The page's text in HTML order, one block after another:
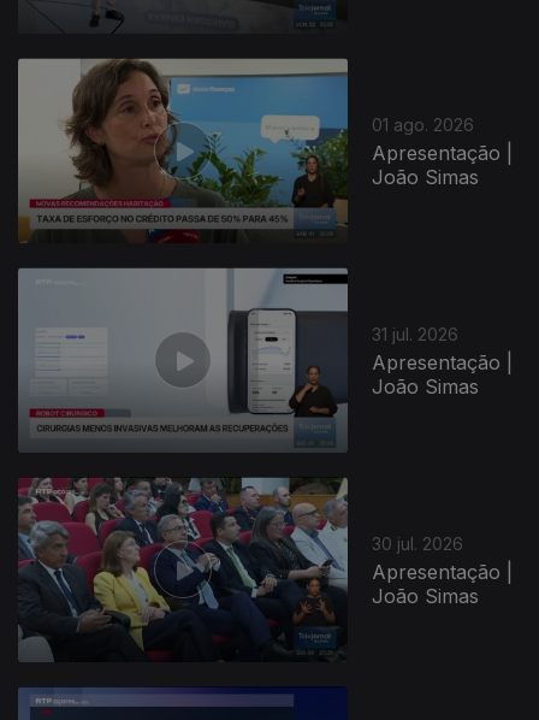
01 ago. 2026
Apresentação |
João Simas
31 jul. 2026
Apresentação |
João Simas
30 jul. 2026
Apresentação |
João Simas